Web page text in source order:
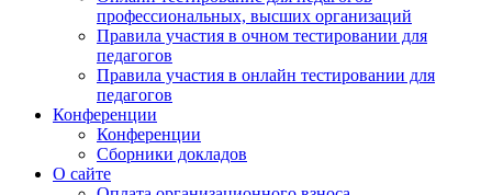
профессиональных, высших организаций
Правила участия в очном тестировании для
педагогов
Правила участия в онлайн тестировании для
педагогов
Конференции
Конференции
Сборники докладов
О сайте